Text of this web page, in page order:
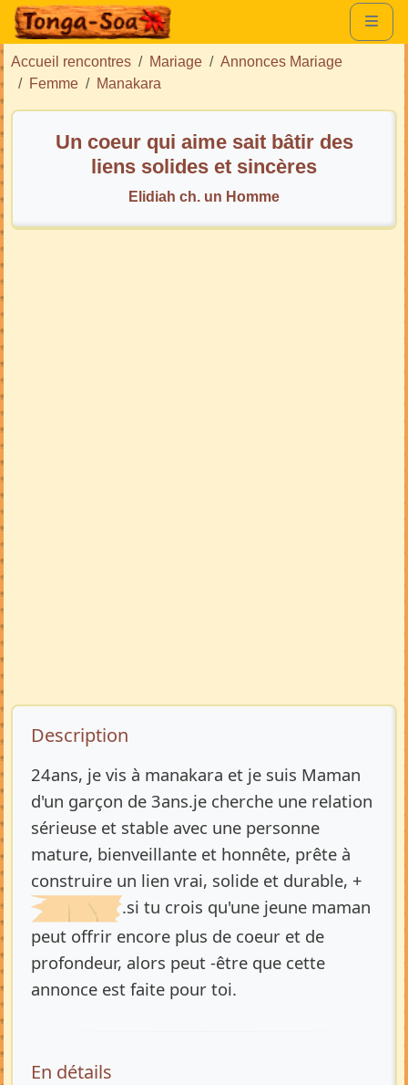
Accueil rencontres Mariage
Annonces Mariage
Femme
Manakara
Un coeur qui aime sait bâtir des
liens solides et sincères
Elidiah ch. un Homme
Description de l’annonce
Description
24ans, je vis à manakara et je suis Maman
d'un garçon de 3ans.je cherche une relation
sérieuse et stable avec une personne
mature, bienveillante et honnête, prête à
construire un lien vrai, solide et durable, +
.si tu crois qu'une jeune maman
peut offrir encore plus de coeur et de
profondeur, alors peut -être que cette
annonce est faite pour toi.
En détails